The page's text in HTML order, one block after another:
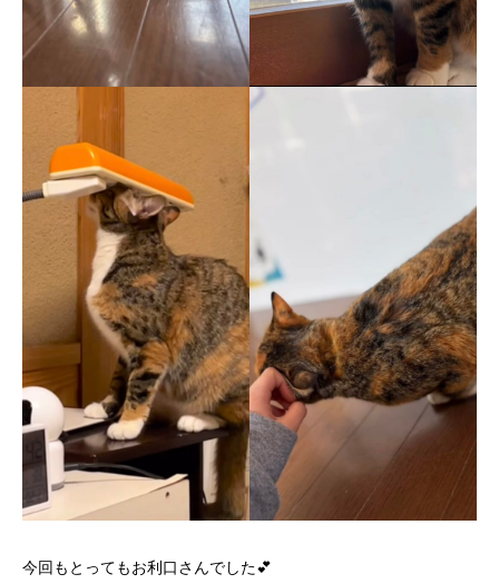
今回もとってもお利口さんでした💕